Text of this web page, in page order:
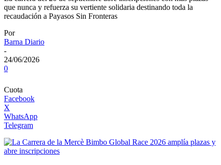
que nunca y refuerza su vertiente solidaria destinando toda la
recaudación a Payasos Sin Fronteras
Por
Barna Diario
-
24/06/2026
0
Cuota
Facebook
X
WhatsApp
Telegram